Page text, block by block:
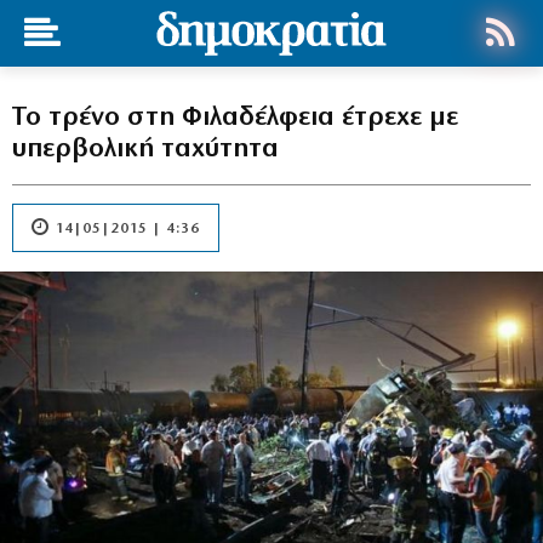
Το τρένο στη Φιλαδέλφεια έτρεχε με
υπερβολική ταχύτητα
14|05|2015 | 4:36